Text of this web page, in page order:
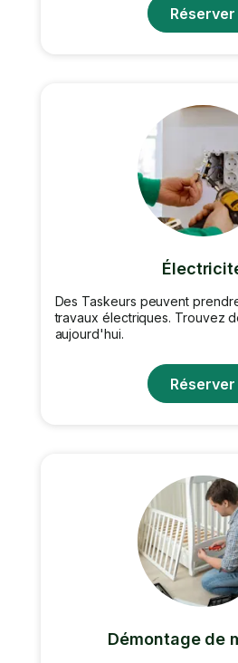
Réserver
Des Taskeurs peuvent
travaux électriques. Trouvez
aujourd'hui.
Réserver
Démontage de